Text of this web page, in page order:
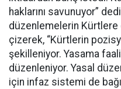
haklarını savunuyor”
düzenlemelerin Kürtlere
çizerek, “Kürtlerin
şekilleniyor. Yasama
düzenleniyor. Yasal
için infaz sistemi de